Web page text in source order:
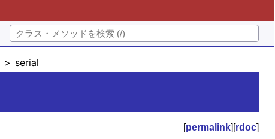
serial
[permalink][rdoc]